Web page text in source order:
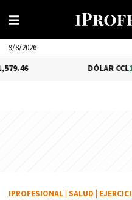
9/8/2026
1.02%
IPROFESIONAL SALUD